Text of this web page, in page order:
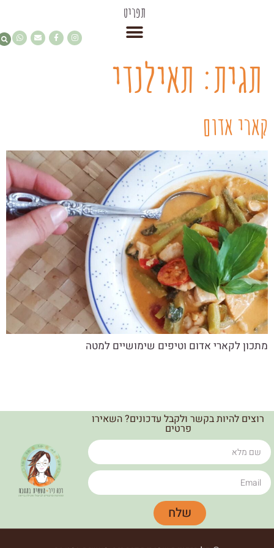
תפריט
תגית: תאילנדי
קארי אדום
מתכון לקארי אדום וטיפים שימושיים למטה
רוצים להיות בקשר ולקבל עדכונים? השאירו
פרטים
שלח